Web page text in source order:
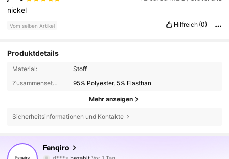
nickel
Vom selben Artikel Hilfreich (0)
Produktdetails
Material:
Stoff
Zusammensetzung:
95% Polyester, 5% Elasthan
Mehr anzeigen
Sicherheitsinformationen und Kontakte
Fenqiro
4,69
1K Follower
d***s bezahlt Vor 1 Tag